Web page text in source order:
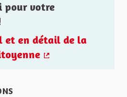
pour votre
et en détail de la